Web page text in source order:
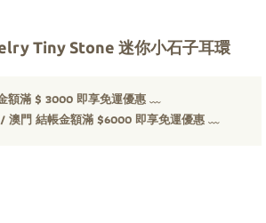
Tiny Stone 迷你小石子耳環
額滿 $ 3000 即享免運優惠 ﹏
澳門 結帳金額滿 $6000 即享免運優惠 ﹏